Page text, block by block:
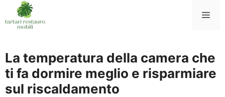
al
contenuto
La temperatura della camera che
ti fa dormire meglio e risparmiare
sul riscaldamento